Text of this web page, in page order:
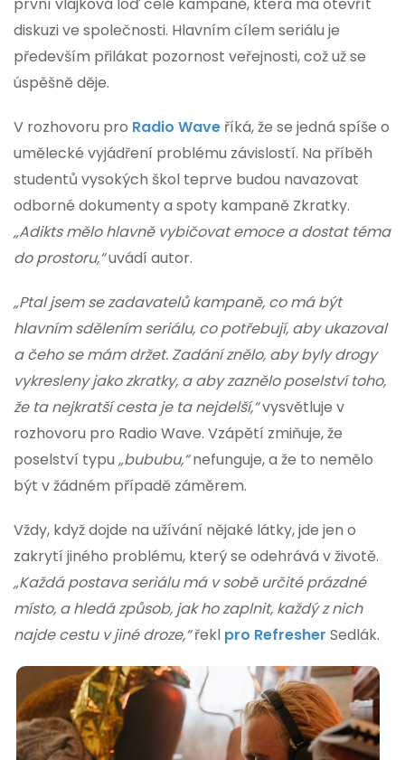
diskuzi ve společnosti. Hlavním cílem seriálu je
především přilákat pozornost veřejnosti, což už se
úspěšně děje.
V rozhovoru pro Radio Wave říká, že se jedná spíše o
umělecké vyjádření problému závislostí. Na příběh
studentů vysokých škol teprve budou navazovat
odborné dokumenty a spoty kampaně Zkratky.
„Adikts mělo hlavně vybičovat emoce a dostat téma
do prostoru,“uvádí autor.
„Ptal jsem se zadavatelů kampaně, co má být
hlavním sdělením seriálu, co potřebují, aby ukazoval
a čeho se mám držet. Zadání znělo, aby byly drogy
vykresleny jako zkratky, a aby zaznělo poselství toho,
že ta nejkratší cesta je ta nejdelší,“vysvětluje v
rozhovoru pro Radio Wave. Vzápětí zmiňuje, že
poselství typu „bububu,“nefunguje, a že to nemělo
být v žádném případě záměrem.
Vždy, když dojde na užívání nějaké látky, jde jen o
zakrytí jiného problému, který se odehrává v životě.
„Každá postava seriálu má v sobě určité prázdné
místo, a hledá způsob, jak ho zaplnit, každý z nich
najde cestu v jiné droze,“řekl pro Refresher Sedlák.